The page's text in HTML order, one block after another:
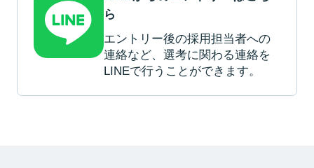
ら
エントリー後の採用担当者への
連絡など、選考に関わる連絡を
LINEで行うことができます。